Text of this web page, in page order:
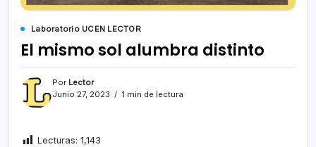
Laboratorio UCEN LECTOR
El mismo sol alumbra distinto
Por Lector
Junio 27, 2023
1 min de lectura
Lecturas: 1,143